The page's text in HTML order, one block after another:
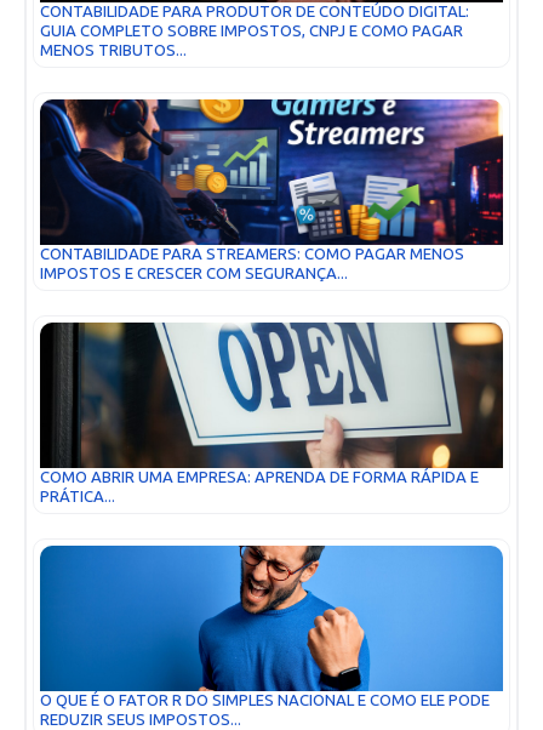
CONTABILIDADE PARA PRODUTOR DE CONTEÚDO DIGITAL:
GUIA COMPLETO SOBRE IMPOSTOS, CNPJ E COMO PAGAR
MENOS TRIBUTOS...
CONTABILIDADE PARA STREAMERS: COMO PAGAR MENOS
IMPOSTOS E CRESCER COM SEGURANÇA...
COMO ABRIR UMA EMPRESA: APRENDA DE FORMA RÁPIDA E
PRÁTICA...
O QUE É O FATOR R DO SIMPLES NACIONAL E COMO ELE PODE
REDUZIR SEUS IMPOSTOS...